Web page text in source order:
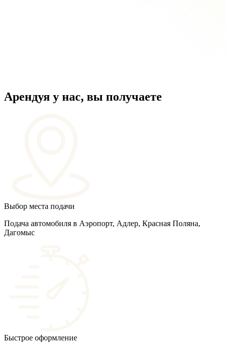
Арендуя у нас, вы получаете
Выбор места подачи
Подача автомобиля в Аэропорт, Адлер, Красная Поляна,
Дагомыс
Быстрое оформление